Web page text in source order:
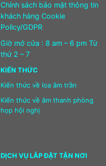
Chính sách bảo mật thông tin
khách hàng Cookie
Policy/GDPR
Giờ mở cửa : 8 am – 6 pm Từ
thứ 2 – 7
KIẾN THỨC
Kiến thức về loa âm trần
Kiến thức về âm thanh phòng
họp hội nghị
DỊCH VỤ LẮP ĐẶT TẬN NƠI